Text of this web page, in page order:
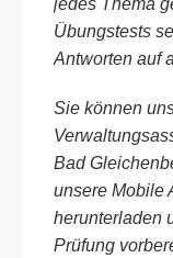
jedes Thema
Übungstests
Antworten auf
Sie können
Bad
unsere Mobile
herunterladen
Prüfung